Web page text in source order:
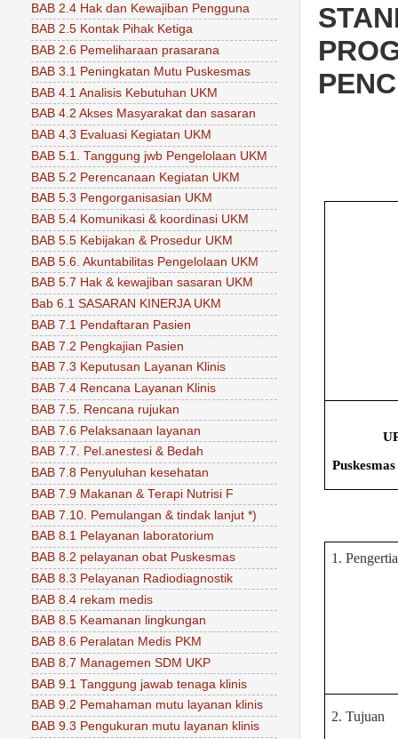
1.
2. Tujuan
BAB 2.4 Hak dan Kewajiban Pengguna
BAB 2.5 Kontak Pihak Ketiga
BAB 2.6 Pemeliharaan prasarana
BAB 3.1 Peningkatan Mutu Puskesmas
BAB 4.1 Analisis Kebutuhan UKM
BAB 4.2 Akses Masyarakat dan sasaran
BAB 4.3 Evaluasi Kegiatan UKM
BAB 5.1. Tanggung jwb Pengelolaan UKM
BAB 5.2 Perencanaan Kegiatan UKM
BAB 5.3 Pengorganisasian UKM
BAB 5.4 Komunikasi & koordinasi UKM
BAB 5.5 Kebijakan & Prosedur UKM
BAB 5.6. Akuntabilitas Pengelolaan UKM
BAB 5.7 Hak & kewajiban sasaran UKM
Bab 6.1 SASARAN KINERJA UKM
BAB 7.1 Pendaftaran Pasien
BAB 7.2 Pengkajian Pasien
BAB 7.3 Keputusan Layanan Klinis
BAB 7.4 Rencana Layanan Klinis
BAB 7.5. Rencana rujukan
BAB 7.6 Pelaksanaan layanan
BAB 7.7. Pel.anestesi & Bedah
BAB 7.8 Penyuluhan kesehatan
BAB 7.9 Makanan & Terapi Nutrisi F
BAB 7.10. Pemulangan & tindak lanjut *)
BAB 8.1 Pelayanan laboratorium
BAB 8.2 pelayanan obat Puskesmas
BAB 8.3 Pelayanan Radiodiagnostik
BAB 8.4 rekam medis
BAB 8.5 Keamanan lingkungan
BAB 8.6 Peralatan Medis PKM
BAB 8.7 Managemen SDM UKP
BAB 9.1 Tanggung jawab tenaga klinis
BAB 9.2 Pemahaman mutu layanan klinis
BAB 9.3 Pengukuran mutu layanan klinis